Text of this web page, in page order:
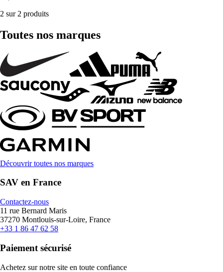
2 sur 2 produits
Toutes nos marques
Découvrir toutes nos marques
SAV en France
Contactez-nous
11 rue Bernard Maris
37270 Montlouis-sur-Loire, France
+33 1 86 47 62 58
Paiement sécurisé
Achetez sur notre site en toute confiance